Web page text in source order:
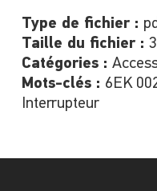
Type de fichier :
Taille du fichier :
Catégories :
Mots-clés : 6EK
Interrupteur